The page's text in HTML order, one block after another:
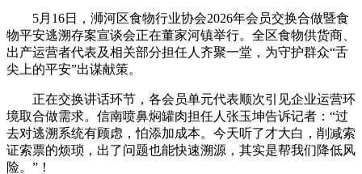
5月16日，浉河区食物行业协会2026年会员交换合做暨食
物平安逃溯存案宣谈会正在董家河镇举行。全区食物供货商、
出产运营者代表及相关部分担任人齐聚一堂，为守护群众“舌
尖上的平安”出谋献策。
正在交换讲话环节，各会员单元代表顺次引见企业运营环
境取合做需求。信南喷鼻焖罐肉担任人张玉坤告诉记者：“过
去对逃溯系统有顾虑，怕添加成本。今天听了才大白，削减索
证索票的烦琐，出了问题也能快速溯源，其实是帮我们降低风
险。”！